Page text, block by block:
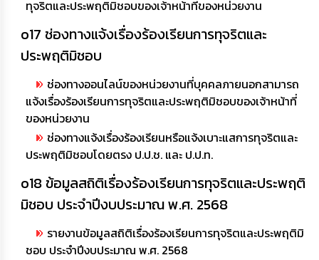
ทุจริตและประพฤติมิชอบของเจ้าหน้าที่ของหน่วยงาน
o17 ช่องทางแจ้งเรื่องร้องเรียนการทุจริตและ
ประพฤติมิชอบ
ช่องทางออนไลน์ของหน่วยงานที่บุคคลภายนอกสามารถ
แจ้งเรื่องร้องเรียนการทุจริตและประพฤติมิชอบของเจ้าหน้าที่
ของหน่วยงาน
ช่องทางแจ้งเรื่องร้องเรียนหรือแจ้งเบาะแสการทุจริตและ
ประพฤติมิชอบโดยตรง ป.ป.ช. และ ป.ป.ท.
o18 ข้อมูลสถิติเรื่องร้องเรียนการทุจริตและประพฤติ
มิชอบ ประจำปีงบประมาณ พ.ศ. 2568
รายงานข้อมูลสถิติเรื่องร้องเรียนการทุจริตและประพฤติมิ
ชอบ ประจำปีงบประมาณ พ.ศ. 2568